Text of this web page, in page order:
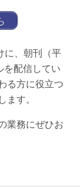
に、朝刊（平
を配信してい
る方に役立つ
す。
業務にぜひお